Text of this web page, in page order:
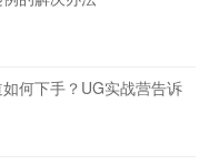
何下手？UG实战营告诉